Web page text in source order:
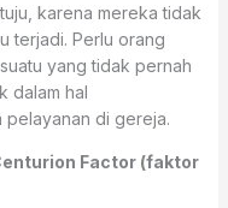
karena mereka tidak
terjadi. Perlu orang
yang tidak pernah
dalam hal
pelayanan di gereja.
Factor (faktor